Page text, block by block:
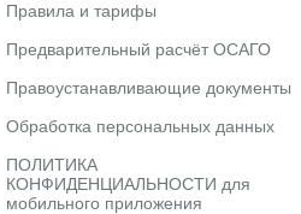
Правила и тарифы
Предварительный расчёт ОСАГО
Правоустанавливающие документы
Обработка персональных данных
ПОЛИТИКА
КОНФИДЕНЦИАЛЬНОСТИ для
мобильного приложения